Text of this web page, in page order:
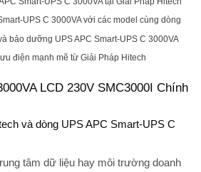
UPS C 3000VA với các model cùng dòng
bảo dưỡng UPS APC Smart-UPS C 3000VA
điện mạnh mẽ từ Giải Pháp Hitech
LCD 230V SMC3000I Chính
và dòng UPS APC Smart-UPS C
tâm dữ liệu hay môi trường doanh